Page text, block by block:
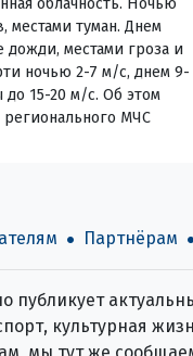
местами туман. Днем
дожди, местами гроза и
ночью 2-7 м/с, днем 9-
15-20 м/с. Об этом
МЧС
Партнёрам
публикует
культурная
мы тут же